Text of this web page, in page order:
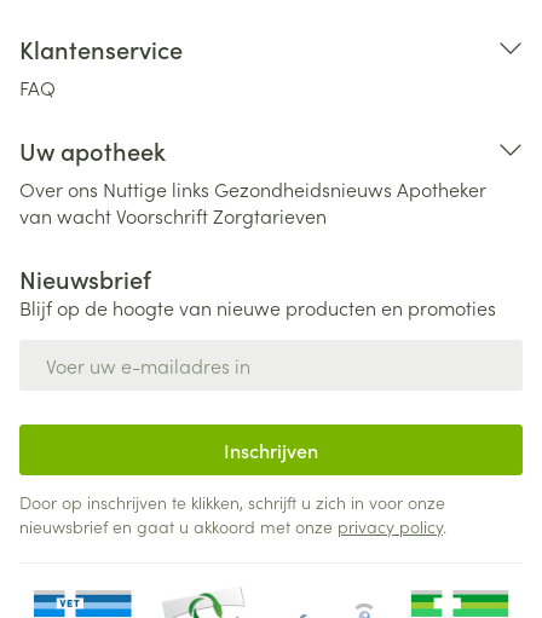
Klantenservice
FAQ
Uw apotheek
Over ons Nuttige links Gezondheidsnieuws Apotheker
van wachtVoorschriftZorgtarieven
Nieuwsbrief
Blijf op de hoogte van nieuwe producten en promoties
Inschrijven
Door op inschrijven te klikken, schrijft u zich in voor onze
nieuwsbrief en gaat u akkoord met onze privacy policy.